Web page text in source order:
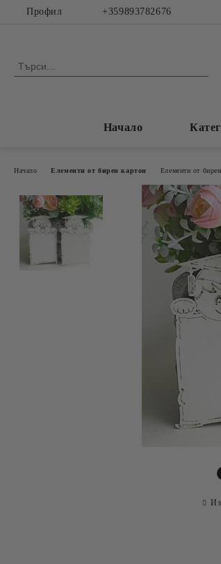
Профил +359893782676
Начало
Начало Елементи от бирен картон Елементи от